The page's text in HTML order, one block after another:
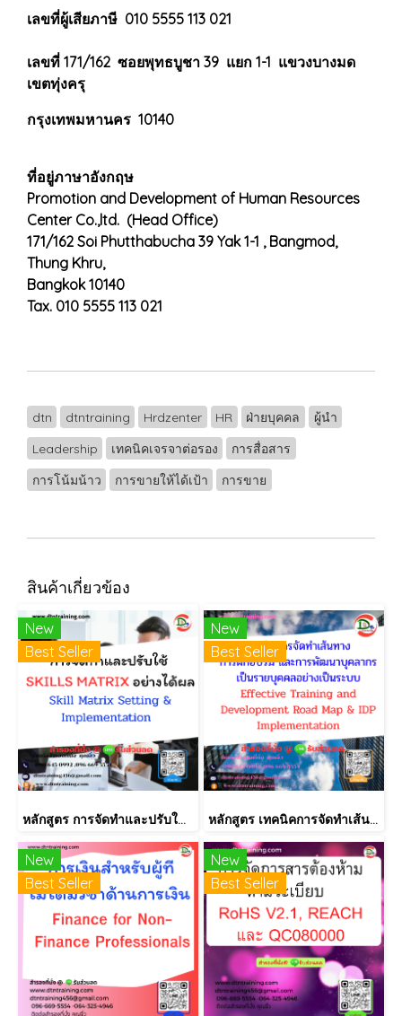
เลขที่ผู้เสียภาษี 010 5555 113 021
เลขที่ 171/162 ซอยพุทธบูชา 39 แยก 1-1 แขวงบางมด
เขตทุ่งครุ
กรุงเทพมหานคร 10140
ที่อยู่ภาษาอังกฤษ
Promotion and Development of Human Resources
Center Co.,ltd. (Head Office)
171/162 Soi Phutthabucha 39 Yak 1-1 , Bangmod,
Thung Khru,
Bangkok 10140
Tax. 010 5555 113 021
dtn dtntraining Hrdzenter HR ฝ่ายบุคคล
ผู้นำ
Leadership
เทคนิคเจรจาต่อรอง
การสื่อสาร
การโน้มน้าว
การขายให้ได้เป้า การขาย
สินค้าเกี่ยวข้อง
New
Best Seller
หลักสูตร การจัดทำและปรับใช้ SKILLS MATRIX อย่างได้ผล Skill Matrix Setting & Implementation
New
Best Seller
หลักสูตร เทคนิคการจัดทำเส้นทางการฝึกอบรม และการพัฒนาบุคลากร เป็นรายบุคคลอย่างเป็นระบบ Effective Training and Development Road Map & IDP Implementation
New
Best Seller
New
Best Seller